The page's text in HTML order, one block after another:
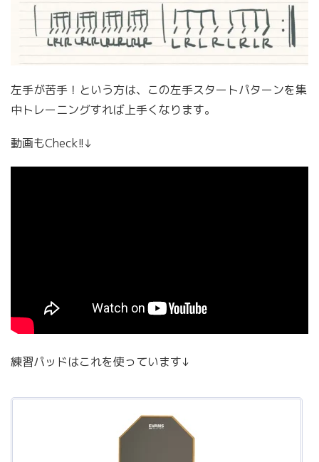
左手が苦手！という方は、この左手スタートパターンを集
中トレーニングすれば上手くなります。
動画もCheck!!↓
練習パッドはこれを使っています↓